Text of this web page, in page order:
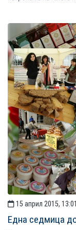
15 април 2015, 13:01
Една седмица